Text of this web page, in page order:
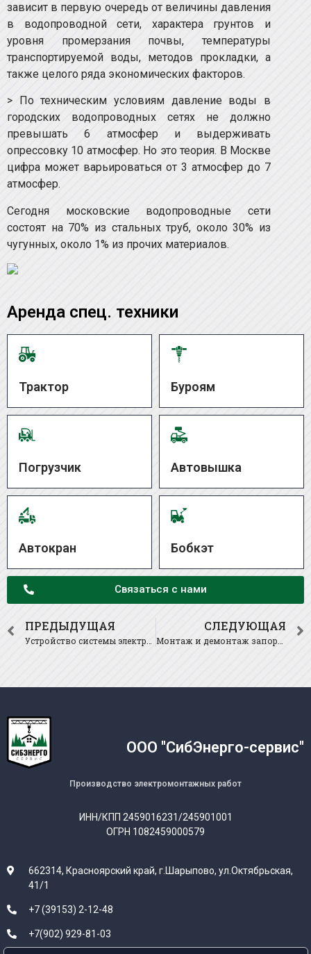
зависит в первую очередь от величины давления
в водопроводной сети, характера грунтов и
уровня промерзания почвы, температуры
транспортируемой воды, методов прокладки, а
также целого ряда экономических факторов.
> По техническим условиям давление воды в
городских водопроводных сетях не должно
превышать 6 атмосфер и выдерживать
опрессовку 10 атмосфер. Но это теория. В Москве
цифра может варьироваться от 3 атмосфер до 7
атмосфер.
Сегодня московские водопроводные сети
состоят на 70% из стальных труб, около 30% из
чугунных, около 1% из прочих материалов.
Аренда спец. техники
Трактор Буроям
Погрузчик Автовышка
Автокран Бобкэт
Связаться с нами
ПРЕДЫДУЩАЯ СЛЕДУЮЩАЯ
ООО "СибЭнерго-сервис"
Производство электромонтажных работ
ИНН/КПП 2459016231/245901001
ОГРН 1082459000579
662314, Красноярский край, г.Шарыпово, ул.Октябрьская,
41/1
+7 (39153) 2-12-48
+7(902) 929-81-03